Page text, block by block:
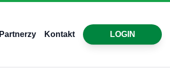
Partnerzy Kontakt LOGIN